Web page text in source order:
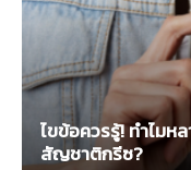
ไขข้อควรรู้! ทำไม
สัญชาติกรีซ?